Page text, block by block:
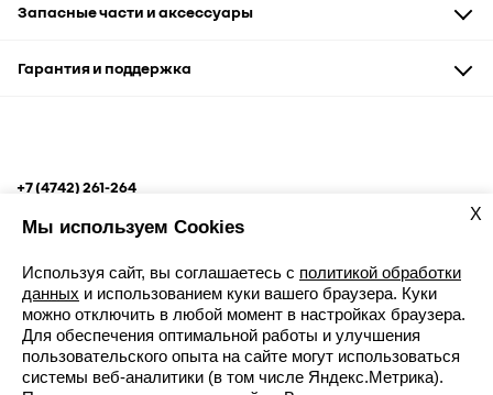
Услуги сервиса
Запчасти и аксессуары
Рассрочка
Запасные части и аксессуары
Аксессуары и сувениры
Гарантия и поддержка
+7 (4742) 261-264
Записаться к дилеру
Карта сайта
X
Мы используем Cookies
Используя сайт, вы соглашаетесь с политикой обработки
данных и использованием куки вашего браузера. Куки
можно отключить в любой момент в настройках браузера.
Для обеспечения оптимальной работы и улучшения
пользовательского опыта на сайте могут использоваться
системы веб-аналитики (в том числе Яндекс.Метрика).